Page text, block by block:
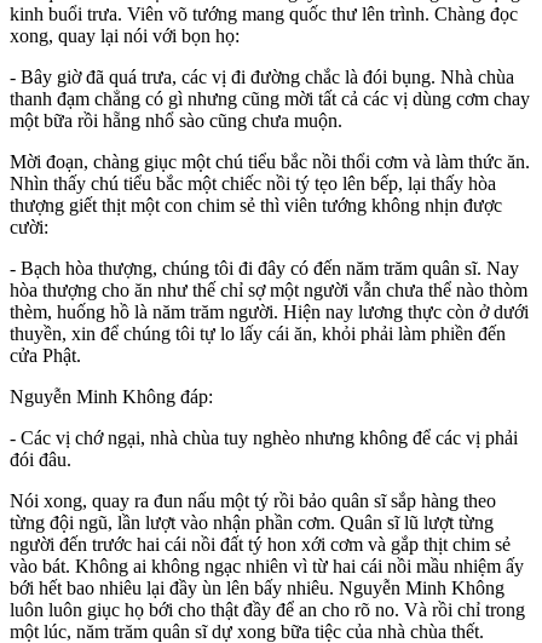
kinh buổi trưa. Viên võ tướng mang quốc thư lên trình. Chàng đọc
xong, quay lại nói với bọn họ:
- Bây giờ đã quá trưa, các vị đi đường chắc là đói bụng. Nhà chùa
thanh đạm chẳng có gì nhưng cũng mời tất cả các vị dùng cơm chay
một bữa rồi hẵng nhổ sào cũng chưa muộn.
Mời đoạn, chàng giục một chú tiểu bắc nồi thổi cơm và làm thức ăn.
Nhìn thấy chú tiểu bắc một chiếc nồi tý tẹo lên bếp, lại thấy hòa
thượng giết thịt một con chim sẻ thì viên tướng không nhịn được
cười:
- Bạch hòa thượng, chúng tôi đi đây có đến năm trăm quân sĩ. Nay
hòa thượng cho ăn như thế chỉ sợ một người vẫn chưa thể nào thòm
thèm, huống hồ là năm trăm người. Hiện nay lương thực còn ở dưới
thuyền, xin để chúng tôi tự lo lấy cái ăn, khỏi phải làm phiền đến
cửa Phật.
Nguyễn Minh Không đáp:
- Các vị chớ ngại, nhà chùa tuy nghèo nhưng không để các vị phải
đói đâu.
Nói xong, quay ra đun nấu một tý rồi bảo quân sĩ sắp hàng theo
từng đội ngũ, lần lượt vào nhận phần cơm. Quân sĩ lũ lượt từng
người đến trước hai cái nồi đất tý hon xới cơm và gắp thịt chim sẻ
vào bát. Không ai không ngạc nhiên vì từ hai cái nồi mầu nhiệm ấy
bới hết bao nhiêu lại đầy ùn lên bấy nhiêu. Nguyễn Minh Không
luôn luôn giục họ bới cho thật đầy để an cho rõ no. Và rồi chỉ trong
một lúc, năm trăm quân sĩ dự xong bữa tiệc của nhà chùa thết.